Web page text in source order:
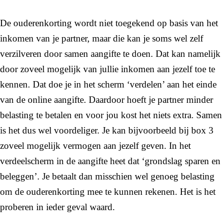
De ouderenkorting wordt niet toegekend op basis van het
inkomen van je partner, maar die kan je soms wel zelf
verzilveren door samen aangifte te doen. Dat kan namelijk
door zoveel mogelijk van jullie inkomen aan jezelf toe te
kennen. Dat doe je in het scherm ‘verdelen’ aan het einde
van de online aangifte. Daardoor hoeft je partner minder
belasting te betalen en voor jou kost het niets extra. Samen
is het dus wel voordeliger. Je kan bijvoorbeeld bij box 3
zoveel mogelijk vermogen aan jezelf geven. In het
verdeelscherm in de aangifte heet dat ‘grondslag sparen en
beleggen’. Je betaalt dan misschien wel genoeg belasting
om de ouderenkorting mee te kunnen rekenen. Het is het
proberen in ieder geval waard.